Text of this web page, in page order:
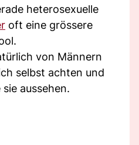
heterosexuelle
oft eine grössere
von Männern
selbst achten und
aussehen.